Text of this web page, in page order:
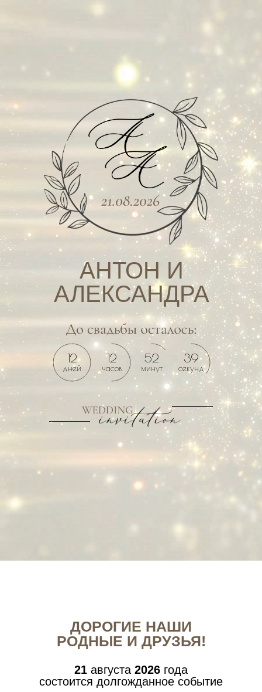
12
дней
12
часов
52
минут
38
секунд
АНТОН И
АЛЕКСАНДРА
ДОРОГИЕ НАШИ
РОДНЫЕ И ДРУЗЬЯ!
21 августа 2026 года
состоится долгожданное событие